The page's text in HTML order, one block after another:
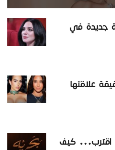
جديدة في
علاقتها
اقترب… كيف